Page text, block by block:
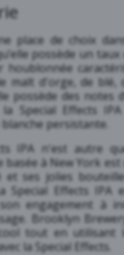
place de choix
possède un taux
houblonnée
malt d'orge, de blé,
possède des notes
Special Effects
persistante.
IPA n'est autre
à New York
ses jolies
Special Effects IPA
engagement à
Brooklyn
tout en utilisant
la Special Effects.